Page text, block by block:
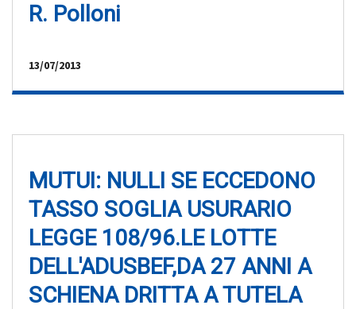
R. Polloni
13/07/2013
MUTUI: NULLI SE ECCEDONO
TASSO SOGLIA USURARIO
LEGGE 108/96.LE LOTTE
DELL'ADUSBEF,DA 27 ANNI A
SCHIENA DRITTA A TUTELA